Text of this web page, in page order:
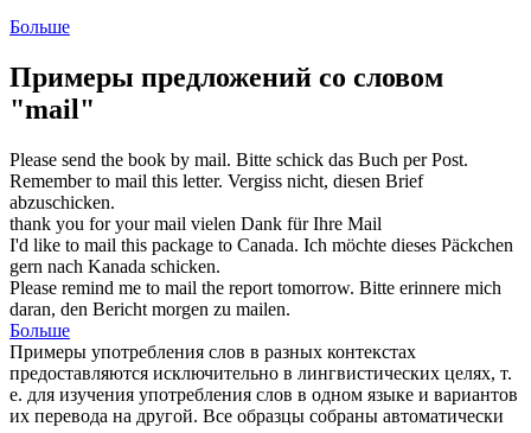
Больше
Примеры предложений со словом
"mail"
Please send the book by mail. Bitte schick das Buch perPost.
Remember to mail this letter. Vergiss nicht, diesen Brief
abzuschicken.
thank you for yourmail vielen Dank für Ihre Mail
I'd like to mail this package to Canada. Ich möchte dieses Päckchen
gern nach Kanada schicken.
Please remind me to mail the report tomorrow. Bitte erinnere mich
daran, den Bericht morgen zu mailen.
Больше
Примеры употребления слов в разных контекстах
предоставляются исключительно в лингвистических целях, т.
е. для изучения употребления слов в одном языке и вариантов
их перевода на другой. Все образцы собраны автоматически